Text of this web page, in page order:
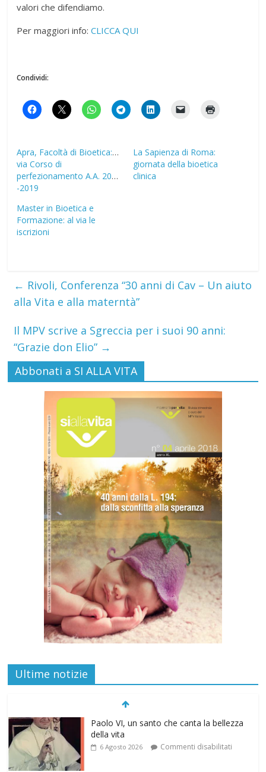
valori che difendiamo.
Per maggiori info:CLICCA QUI
Condividi:
Apra, Facoltà di Bioetica: al
via Corso di
perfezionamento A.A. 2018
-2019
La Sapienza di Roma:
giornata della bioetica
clinica
Master in Bioetica e
Formazione: al via le
iscrizioni
← Rivoli, Conferenza “30 anni di Cav – Un aiuto
alla Vita e alla materntà”
Il MPV scrive a Sgreccia per i suoi 90 anni:
“Grazie don Elio” →
Abbonati a SI ALLA VITA
Ultime notizie
“Pace nel grembo è pace nel mondo”: a
Lecce il 46° Convegno Nazionale del
Movimento per la Vita